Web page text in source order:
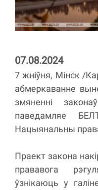
07.08.2024
7 жніўня, Мінск /
абмеркаванне
змяненні
паведамляе
Нацыянальны
Праект закона
прававога
ўзнікаюць у